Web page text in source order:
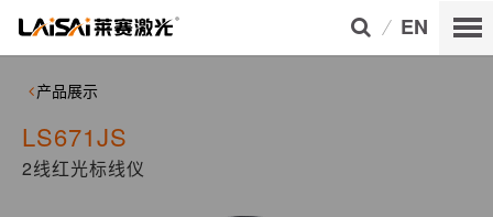
EN
产品展示
LS671JS
2线红光标线仪